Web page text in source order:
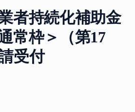
者持続化補助金
常枠＞（第17
受付